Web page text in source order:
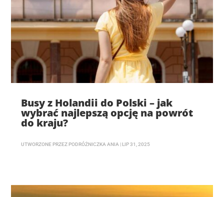
Busy z Holandii do Polski – jak
wybrać najlepszą opcję na powrót
do kraju?
UTWORZONE PRZEZ PODRÓŻNICZKA ANIA LIP 31, 2025